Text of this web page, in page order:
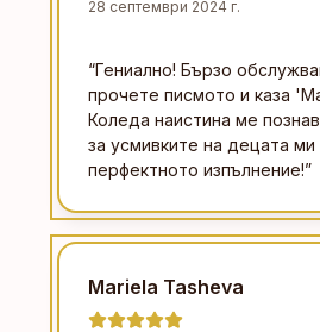
28 септември 2024 г.
“Гениално! Бързо
прочете писмото и каза
Коледа наистина ме
за усмивките на децата ми
перфектното изпълнение!”
Mariela Tasheva